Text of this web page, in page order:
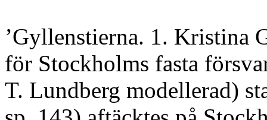
’Gyllenstierna. 1. Kristina
för Stockholms fasta
T. Lundberg modellerad)